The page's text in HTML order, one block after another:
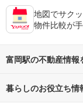
地図でサク
物件比較が
富岡駅の不動産情報
不動産・住宅
暮らしのお役立ち情